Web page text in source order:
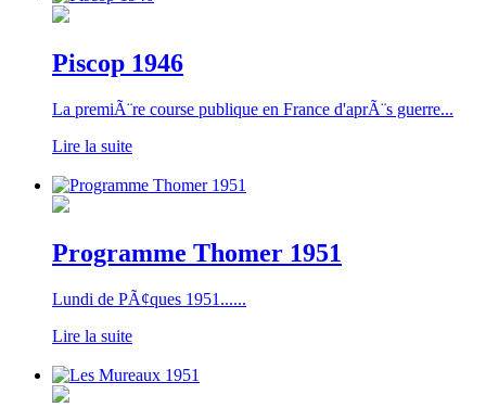
Piscop 1946
La premiÃ¨re course publique en France d'aprÃ¨s guerre...
Lire la suite
Programme Thomer 1951
Lundi de PÃ¢ques 1951......
Lire la suite